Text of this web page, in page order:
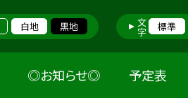
白地 黒地 文字 標準
◎お知らせ◎ 予定表